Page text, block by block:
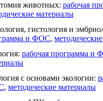
животных: рабочая
материалы
гистология и
и ФОС,
рабочая программа и
с основами экологии:
, методические материалы